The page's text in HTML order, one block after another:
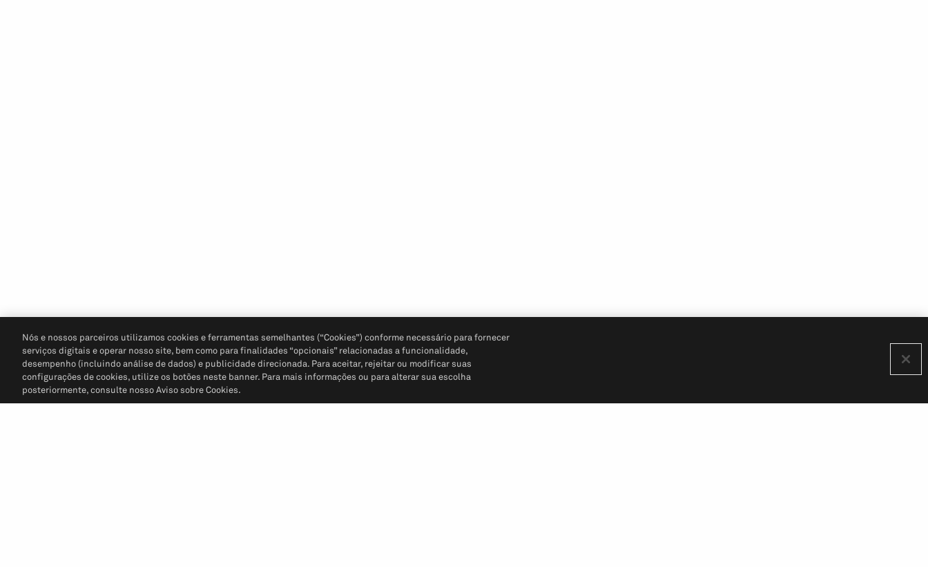
Nós e nossos parceiros utilizamos cookies e ferramentas semelhantes (“Cookies”) conforme necessário para fornecer
serviços digitais e operar nosso site, bem como para finalidades “opcionais” relacionadas a funcionalidade,
desempenho (incluindo análise de dados) e publicidade direcionada. Para aceitar, rejeitar ou modificar suas
configurações de cookies, utilize os botões neste banner. Para mais informações ou para alterar sua escolha
posteriormente, consulte nosso Aviso sobre Cookies.